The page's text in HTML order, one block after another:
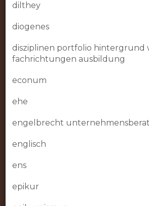
dilthey
diogenes
disziplinen portfolio hintergrund
fachrichtungen ausbildung
econum
ehe
engelbrecht
englisch
ens
epikur